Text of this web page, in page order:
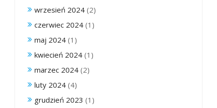
wrzesień 2024 (2)
czerwiec 2024 (1)
maj 2024 (1)
kwiecień 2024 (1)
marzec 2024 (2)
luty 2024 (4)
grudzień 2023 (1)